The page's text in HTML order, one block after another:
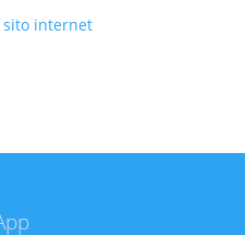
sito internet